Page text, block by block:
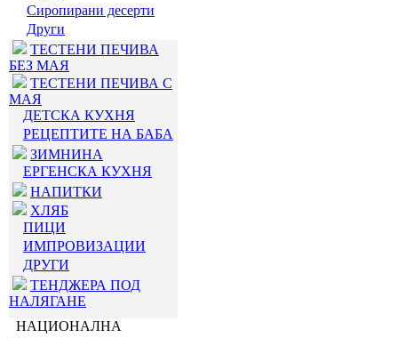
Сиропирани десерти
Други
ТЕСТЕНИ ПЕЧИВА
БЕЗ МАЯ
ТЕСТЕНИ ПЕЧИВА С
МАЯ
ДЕТСКА КУХНЯ
РЕЦЕПТИТЕ НА БАБА
ЗИМНИНА
ЕРГЕНСКА КУХНЯ
НАПИТКИ
ХЛЯБ
ПИЦИ
ИМПРОВИЗАЦИИ
ДРУГИ
ТЕНДЖЕРА ПОД
НАЛЯГАНЕ
НАЦИОНАЛНА